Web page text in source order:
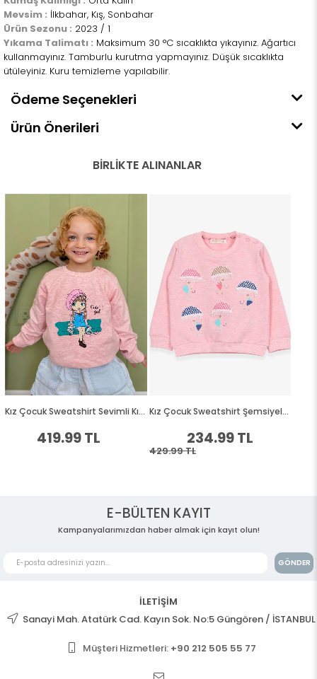
Mevsim : İlkbahar, Kış, Sonbahar
Ürün Sezonu : 2023 / 1
Yıkama Talimatı : Maksimum 30 °C sıcaklıkta yıkayınız. Ağartıcı
kullanmayınız. Tamburlu kurutma yapmayınız. Düşük sıcaklıkta
ütüleyiniz. Kuru temizleme yapılabilir.
Ödeme Seçenekleri
Ürün Önerileri
E-BÜLTEN KAYIT
Kampanyalarımızdan haber almak için kayıt olun!
GÖNDER
İLETİŞİM
Sanayi Mah. Atatürk Cad. Kayın Sok. No:5 Güngören / İSTANBUL
Müşteri Hizmetleri: +90 212 505 55 77